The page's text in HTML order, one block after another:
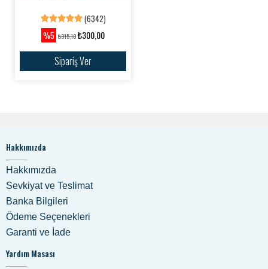
(6342)
%5 ₺315,10 ₺300,00
Sipariş Ver
Hakkımızda
Hakkımızda
Sevkiyat ve Teslimat
Banka Bilgileri
Ödeme Seçenekleri
Garanti ve İade
Yardım Masası